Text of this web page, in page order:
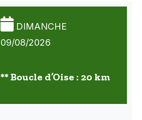
DIMANCHE
09/08/2026
** Boucle d’Oise : 20 km